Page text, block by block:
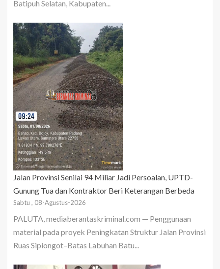
Batipuh Selatan, Kabupaten...
Jalan Provinsi Senilai 94 Miliar Jadi Persoalan, UPTD-
Gunung Tua dan Kontraktor Beri Keterangan Berbeda
Sabtu , 08-Agustus-2026
PALUTA, mediaberantaskriminal.com — Penggunaan
material pada proyek Peningkatan Struktur Jalan Provinsi
Ruas Sipiongot–Batas Labuhan Batu...